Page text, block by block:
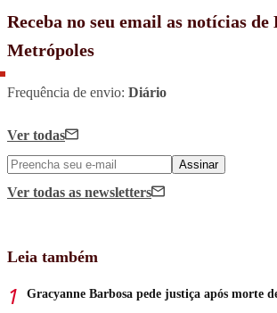
Receba no seu email as notícias de
Metrópoles
Frequência de envio: Diário
Ver todas
Assinar
Ver todas as newsletters
Leia também
Gracyanne Barbosa pede justiça após morte